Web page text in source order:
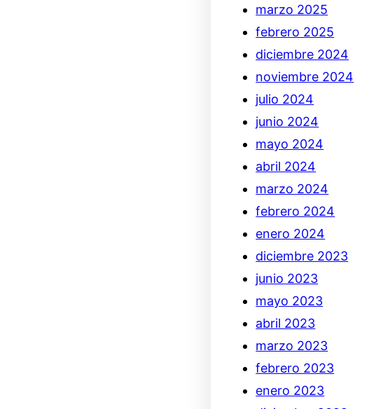
marzo 2025
febrero 2025
diciembre 2024
noviembre 2024
julio 2024
junio 2024
mayo 2024
abril 2024
marzo 2024
febrero 2024
enero 2024
diciembre 2023
junio 2023
mayo 2023
abril 2023
marzo 2023
febrero 2023
enero 2023